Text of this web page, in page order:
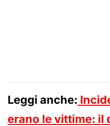
Leggi anche:
erano le vittime: il